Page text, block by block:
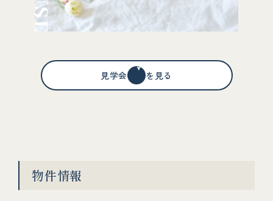
見学会情報を見る
物件情報